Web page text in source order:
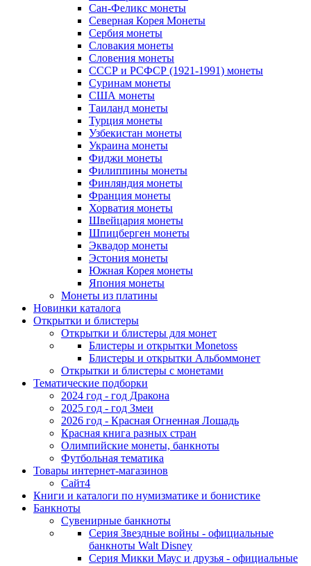
Сан-Феликс монеты
Северная Корея Монеты
Сербия монеты
Словакия монеты
Словения монеты
СССР и РСФСР (1921-1991) монеты
Суринам монеты
США монеты
Таиланд монеты
Турция монеты
Узбекистан монеты
Украина монеты
Фиджи монеты
Филиппины монеты
Финляндия монеты
Франция монеты
Хорватия монеты
Швейцария монеты
Шпицберген монеты
Эквадор монеты
Эстония монеты
Южная Корея монеты
Япония монеты
Монеты из платины
Новинки каталога
Открытки и блистеры
Открытки и блистеры для монет
Блистеры и открытки Monetoss
Блистеры и открытки Альбоммонет
Открытки и блистеры с монетами
Тематические подборки
2024 год - год Дракона
2025 год - год Змеи
2026 год - Красная Огненная Лошадь
Красная книга разных стран
Олимпийские монеты, банкноты
Футбольная тематика
Товары интернет-магазинов
Сайт4
Книги и каталоги по нумизматике и бонистике
Банкноты
Сувенирные банкноты
Серия Звездные войны - официальные
банкноты Walt Disney
Серия Микки Маус и друзья - официальные